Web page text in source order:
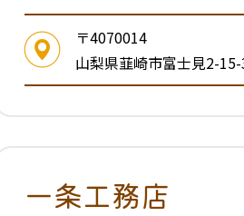
〒4070014
山梨県韮崎市富士見2-
一条工務店